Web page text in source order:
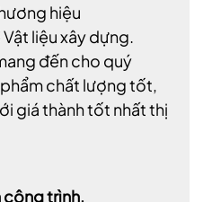
hiệu
liệu xây dựng.
đến cho quý
chất lượng tốt,
giá thành tốt nhất thị
công trình.